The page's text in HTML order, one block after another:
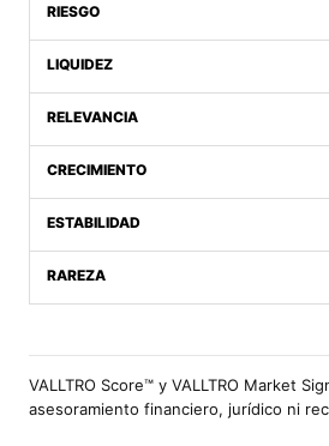
RIESGO
LIQUIDEZ
RELEVANCIA
CRECIMIENTO
ESTABILIDAD
RAREZA
VALLTRO Score™ y VALLTRO Market
asesoramiento financiero, jurídico ni